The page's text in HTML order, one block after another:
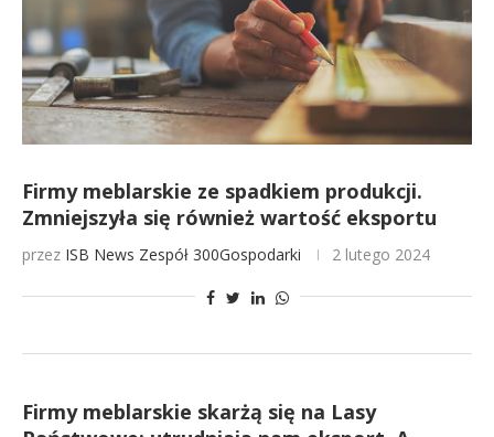
Firmy meblarskie ze spadkiem produkcji.
Zmniejszyła się również wartość eksportu
przez ISB News Zespół 300Gospodarki 2 lutego 2024
Firmy meblarskie skarżą się na Lasy